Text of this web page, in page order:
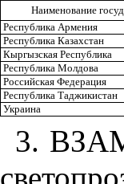
Наименование
Республика Армения
Республика Казахстан
Кыргызская Республика
Республика Молдова
Российская Федерация
Республика Таджикистан
Украина
3.